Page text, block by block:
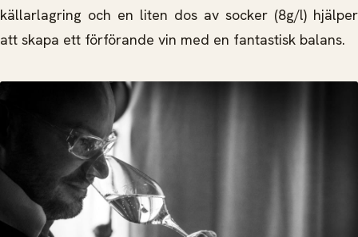
källarlagring och en liten dos av socker (8g/l) hjälper
att skapa ett förförande vin med en fantastisk balans.